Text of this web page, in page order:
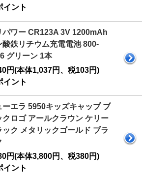
イント
パワー CR123A 3V 1200mAh
酸鉄リチウム充電電池 800-
グリーン 1本
円(本体1,037円、税103円)
イント
ーエラ 5950キッズキャップ ブ
クロゴ アールクラウン ケリー
ック メタリックゴールド ブラ
円(本体3,800円、税380円)
イント